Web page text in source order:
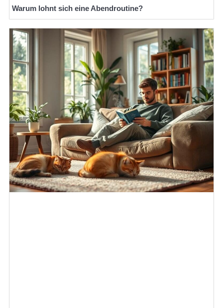
Warum lohnt sich eine Abendroutine?